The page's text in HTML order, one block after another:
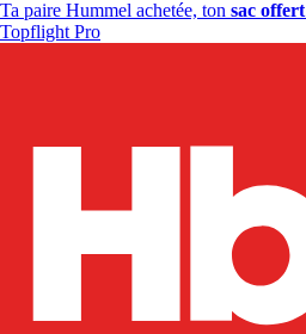
Ta paire Hummel achetée, ton sac offert
Topflight Pro